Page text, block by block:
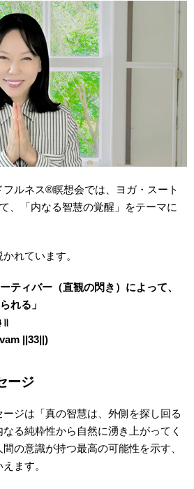
ルネス®︎瞑想会では、ヨガ・スート
、「内なる智慧の覚醒」をテーマに
れています。
ティバー（直観の閃き）によって、
れる」
||33||)
ージ
ジは「真の智慧は、外側を探し回る
る純粋性から自然に湧き上がってく
の意識が持つ最高の可能性を示す、
ます。